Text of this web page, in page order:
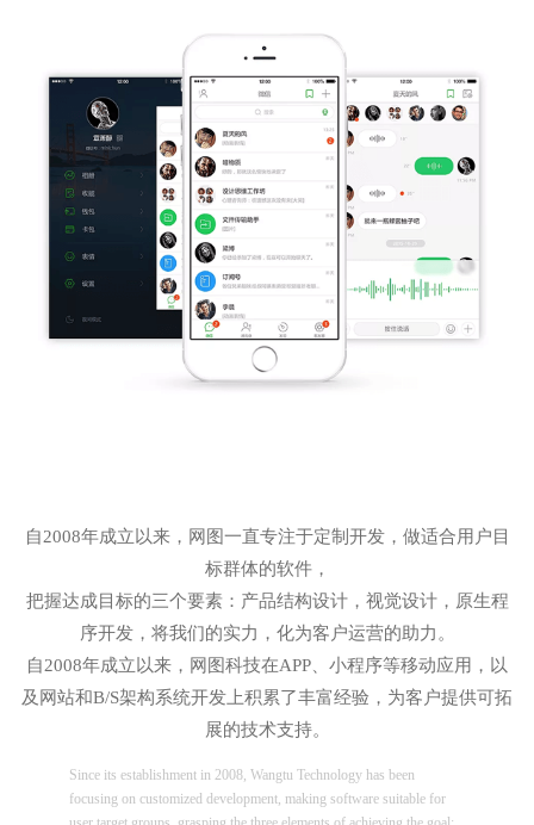
自2008年成立以来，网图一直专注于定制开发，做适合用户目
标群体的软件，
把握达成目标的三个要素：产品结构设计，视觉设计，原生程
序开发，将我们的实力，化为客户运营的助力。
自2008年成立以来，网图科技在APP、小程序等移动应用，以
及网站和B/S架构系统开发上积累了丰富经验，为客户提供可拓
展的技术支持。
Since its establishment in 2008, Wangtu Technology has been
focusing on customized development, making software suitable for